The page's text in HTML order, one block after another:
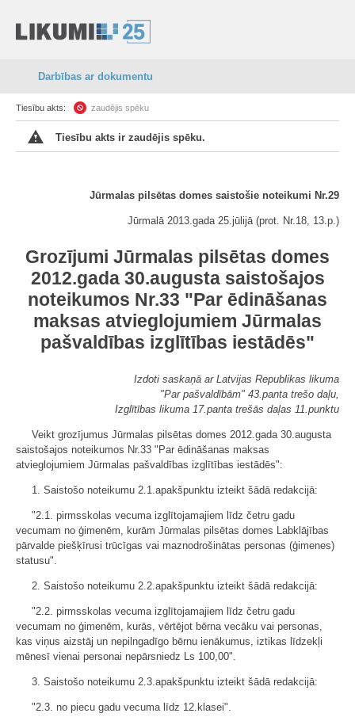
Darbības ar dokumentu
Tiesību akts: zaudējis spēku
Tiesību akts ir zaudējis spēku.
Jūrmalas pilsētas domes saistošie noteikumi Nr.29
Jūrmalā 2013.gada 25.jūlijā (prot. Nr.18, 13.p.)
Grozījumi Jūrmalas pilsētas domes
2012.gada 30.augusta saistošajos
noteikumos Nr.33 "Par ēdināšanas
maksas atvieglojumiem Jūrmalas
pašvaldības izglītības iestādēs"
Izdoti saskaņā ar Latvijas Republikas likuma
"Par pašvaldībām" 43.panta trešo daļu,
Izglītības likuma 17.panta trešās daļas 11.punktu
Veikt grozījumus Jūrmalas pilsētas domes 2012.gada 30.augusta
saistošajos noteikumos Nr.33 "Par ēdināšanas maksas
atvieglojumiem Jūrmalas pašvaldības izglītības iestādēs":
1. Saistošo noteikumu 2.1.apakšpunktu izteikt šādā redakcijā:
"2.1. pirmsskolas vecuma izglītojamajiem līdz četru gadu
vecumam no ģimenēm, kurām Jūrmalas pilsētas domes Labklājības
pārvalde piešķīrusi trūcīgas vai maznodrošinātas personas (ģimenes)
statusu".
2. Saistošo noteikumu 2.2.apakšpunktu izteikt šādā redakcijā:
"2.2. pirmsskolas vecuma izglītojamajiem līdz četru gadu
vecumam no ģimenēm, kurās, vērtējot bērna vecāku vai personas,
kas viņus aizstāj un nepilngadīgo bērnu ienākumus, iztikas līdzekļi
mēnesī vienai personai nepārsniedz Ls 100,00".
3. Saistošo noteikumu 2.3.apakšpunktu izteikt šādā redakcijā:
"2.3. no piecu gadu vecuma līdz 12.klasei".